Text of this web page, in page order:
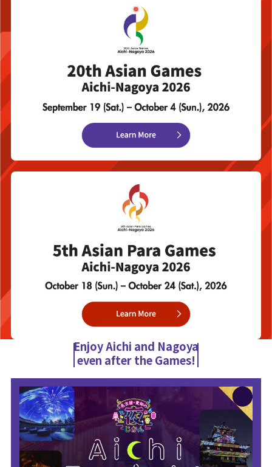
Enjoy Aichi and Nagoya
even after the Games!